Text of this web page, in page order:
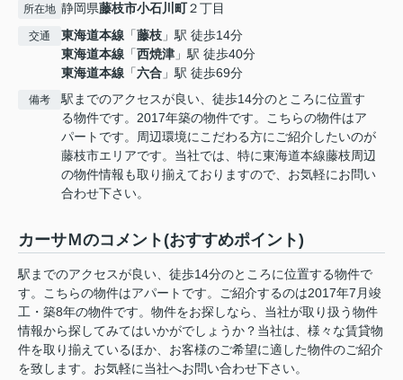
所在地 静岡県藤枝市小石川町２丁目
交通 東海道本線 「藤枝 」駅 徒歩14分
東海道本線 「西焼津 」駅 徒歩40分
東海道本線 「六合 」駅 徒歩69分
備考
駅までのアクセスが良い、徒歩14分のところに位置す
る物件です。2017年築の物件です。こちらの物件はア
パートです。周辺環境にこだわる方にご紹介したいのが
藤枝市エリアです。当社では、特に東海道本線藤枝周辺
の物件情報も取り揃えておりますので、お気軽にお問い
合わせ下さい。
カーサＭのコメント(おすすめポイント)
駅までのアクセスが良い、徒歩14分のところに位置する物件で
す。こちらの物件はアパートです。ご紹介するのは2017年7月竣
工・築8年の物件です。物件をお探しなら、当社が取り扱う物件
情報から探してみてはいかがでしょうか？当社は、様々な賃貸物
件を取り揃えているほか、お客様のご希望に適した物件のご紹介
を致します。お気軽に当社へお問い合わせ下さい。